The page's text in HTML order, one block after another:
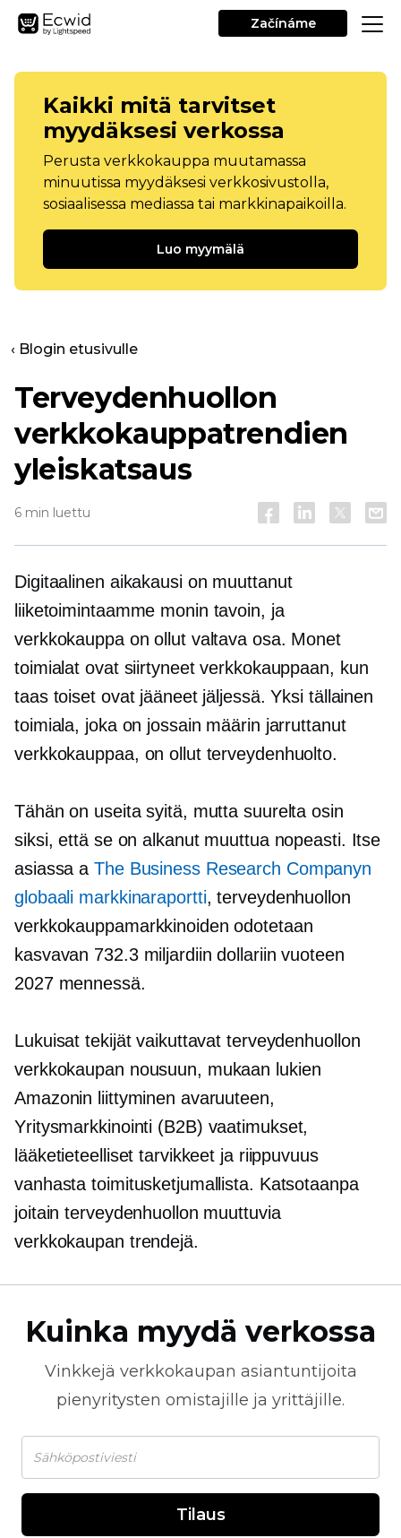
Začínáme
Kaikki mitä tarvitset
myydäksesi verkossa
Perusta verkkokauppa muutamassa
minuutissa myydäksesi verkkosivustolla,
sosiaalisessa mediassa tai markkinapaikoilla.
Luo myymälä
‹ Blogin etusivulle
Terveydenhuollon
verkkokauppatrendien
yleiskatsaus
6 min luettu
Digitaalinen aikakausi on muuttanut
liiketoimintaamme monin tavoin, ja
verkkokauppa on ollut valtava osa. Monet
toimialat ovat siirtyneet verkkokauppaan, kun
taas toiset ovat jääneet jäljessä. Yksi tällainen
toimiala, joka on jossain määrin jarruttanut
verkkokauppaa, on ollut terveydenhuolto.
Tähän on useita syitä, mutta suurelta osin
siksi, että se on alkanut muuttua nopeasti. Itse
asiassa aThe Business Research Companyn
globaali markkinaraportti, terveydenhuollon
verkkokauppamarkkinoiden odotetaan
kasvavan 732.3 miljardiin dollariin vuoteen
2027 mennessä.
Lukuisat tekijät vaikuttavat terveydenhuollon
verkkokaupan nousuun, mukaan lukien
Amazonin liittyminen avaruuteen,
Yritysmarkkinointi (B2B) vaatimukset,
lääketieteelliset tarvikkeet ja riippuvuus
vanhasta toimitusketjumallista. Katsotaanpa
joitain terveydenhuollon muuttuvia
verkkokaupan trendejä.
Kuinka myydä verkossa
Vinkkejä verkkokaupan asiantuntijoita
pienyritysten omistajille ja yrittäjille.
Tilaus